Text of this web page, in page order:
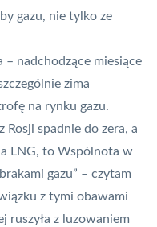
gazu, nie tylko ze
nadchodzące miesiące
zima
na rynku gazu.
Rosji spadnie do zera, a
LNG, to Wspólnota w
gazu” – czytam
z tymi obawami
ruszyła z luzowaniem